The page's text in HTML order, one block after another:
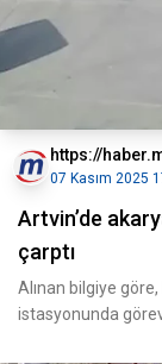
https://
07 Kasım 2025
Artvin’de
çarptı
Alınan bilgiye
istasyonunda